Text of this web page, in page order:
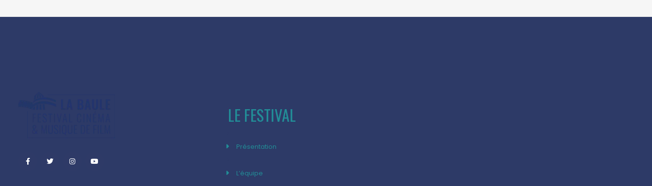
LE FESTIVAL
Présentation
L’équipe